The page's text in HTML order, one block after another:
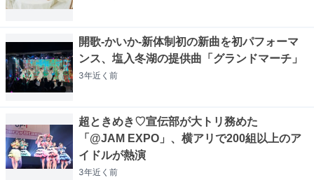
開歌-かいか-新体制初の新曲を初パフォーマ
ンス、塩入冬湖の提供曲「グランドマーチ」
3年近く 前
超ときめき♡宣伝部が大トリ務めた
「@JAM EXPO」、横アリで200組以上のア
イドルが熱演
3年近く 前